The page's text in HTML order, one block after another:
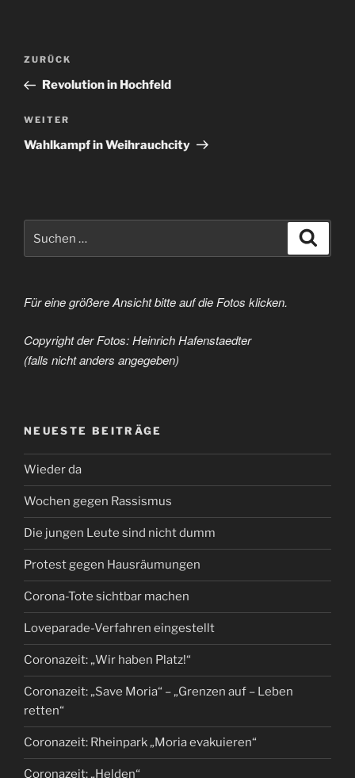
Beitragsnavigation
Vorheriger
Beitrag
ZURÜCK
Revolution in Hochfeld
Nächster
Beitrag
WEITER
Wahlkampf in Weihrauchcity
nach:
Für eine größere Ansicht bitte auf die Fotos klicken.
Copyright der Fotos: Heinrich Hafenstaedter
(falls nicht anders angegeben)
NEUESTE BEITRÄGE
Wieder da
Wochen gegen Rassismus
Die jungen Leute sind nicht dumm
Protest gegen Hausräumungen
Corona-Tote sichtbar machen
Loveparade-Verfahren eingestellt
Coronazeit: „Wir haben Platz!“
Coronazeit: „Save Moria“ – „Grenzen auf – Leben
retten“
Coronazeit: Rheinpark „Moria evakuieren“
Coronazeit: „Helden“